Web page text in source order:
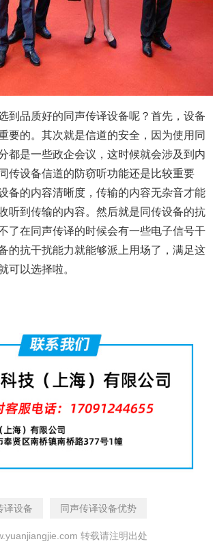
到品质好的同声传译设备呢？首先，设备
要的。其次就是信道的安全，因为使用同
都是一些政企会议，这时候就会涉及到内
传设备信道的防窃听功能还是比较重要
备的内容清晰度，传输的内容无杂音才能
听到传输的内容。然后就是同传设备的抗
了在同声传译的时候会有一些电子信号干
的抗干扰能力就能够派上用场了，满足这
可以选择啦。
译设备 同声传译设备优势
转载请注明出处